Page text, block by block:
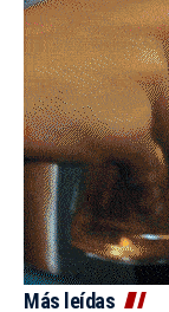
Más leídas